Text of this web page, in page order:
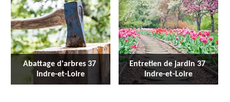
Abattage d'arbres 37
Indre-et-Loire
Entretien de jardin 37
Indre-et-Loire